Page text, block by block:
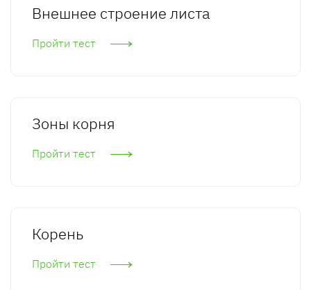
Внешнее строение листа
Пройти тест
Зоны корня
Пройти тест
Корень
Пройти тест